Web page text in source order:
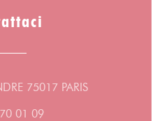
75017 PARIS((apre una
01 09